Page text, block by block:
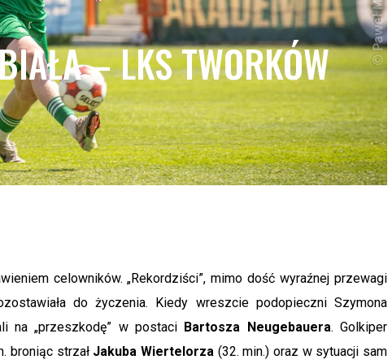
EKSTAKLASY
STRZELCY REKORDU W
EKSTRAKLASIE FUTSALU
U-13
MEDALISTÓW MMP
KOBIET U-19
TABELA MEDALISTÓW MMP
KOBIET U-17
WSZECH CZASÓW MMP
U-20
WSZECH CZASÓW MMP
WSZECH CZASÓW MMP
U-15
TABELA WSZECH CZASÓW MMP
FUTSALU U-13
– LKS TWORKÓW
celowników. „Rekordziści”, mimo dość wyraźnej przewagi
do życzenia. Kiedy wreszcie podopieczni Szymona
na „przeszkodę” w postaci Bartosza Neugebauera. Golkiper
broniąc strzał Jakuba Wiertelorza(32. min.) oraz w sytuacji sam